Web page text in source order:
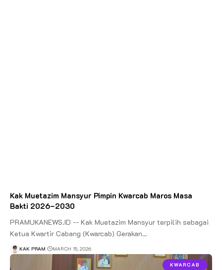
Kak Muetazim Mansyur Pimpin Kwarcab Maros Masa
Bakti 2026–2030
PRAMUKANEWS.ID -- Kak Muetazim Mansyur terpilih sebagai
Ketua Kwartir Cabang (Kwarcab) Gerakan…
KAK PRAM MARCH 15, 2026
KWARCAB